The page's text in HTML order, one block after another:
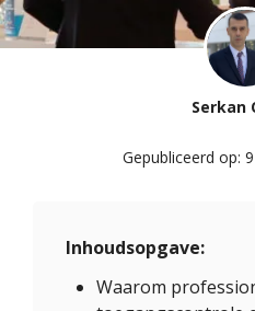
Serkan
Gepubliceerd op:
Inhoudsopgave:
Waarom